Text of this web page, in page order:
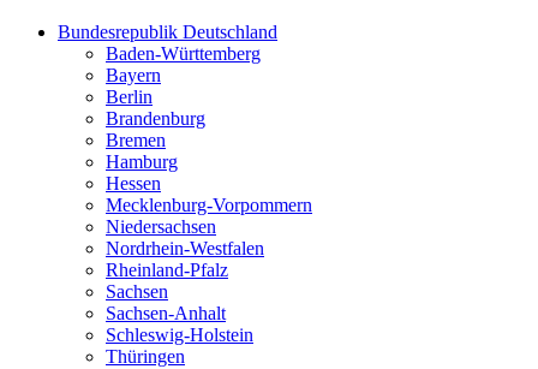
Bundesrepublik Deutschland
Baden-Württemberg
Bayern
Berlin
Brandenburg
Bremen
Hamburg
Hessen
Mecklenburg-Vorpommern
Niedersachsen
Nordrhein-Westfalen
Rheinland-Pfalz
Sachsen
Sachsen-Anhalt
Schleswig-Holstein
Thüringen